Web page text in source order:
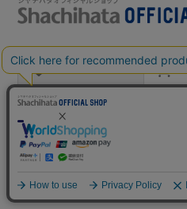
新規会員登録
ショッピングガイド
特定商取引法に基
づく表記
プライバシーポ
リシー